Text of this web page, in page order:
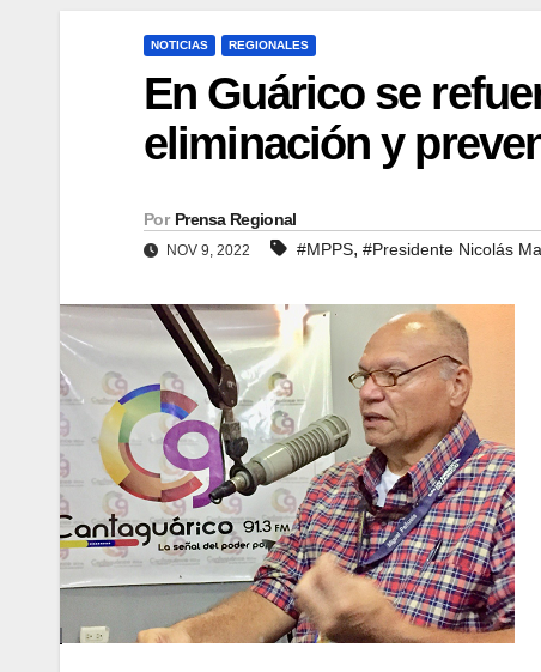
NOTICIAS REGIONALES
En Guárico se
eliminación y
Por Prensa Regional
NOV 9, 2022 #MPPS, #Presidente Nicolás